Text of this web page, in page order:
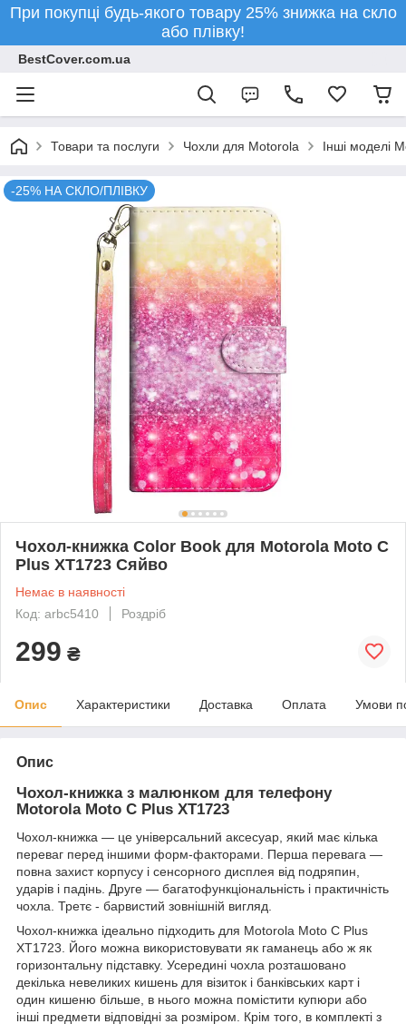
При покупці будь-якого товару 25% знижка на скло
або плівку!
BestCover.com.ua
Товари та послуги Чохли для Motorola Інші моделі
-25% НА СКЛО/ПЛІВКУ
Чохол-книжка Color Book для Motorola Moto C
Plus XT1723 Сяйво
Немає в наявності
Код: arbc5410
Роздріб
299 ₴
Опис Характеристики Доставка Оплата Умови
Опис
Чохол-книжка з малюнком для телефону
Motorola Moto C Plus XT1723
Чохол-книжка ― це універсальний аксесуар, який має кілька
переваг перед іншими форм-факторами. Перша перевага ―
повна захист корпусу і сенсорного дисплея від подряпин,
ударів і падінь. Друге ― багатофункціональність і практичність
чохла. Третє - барвистий зовнішній вигляд.
Чохол-книжка ідеально підходить для Motorola Moto C Plus
XT1723. Його можна використовувати як гаманець або ж як
горизонтальну підставку. Усередині чохла розташовано
декілька невеликих кишень для візиток і банківських карт і
один кишеню більше, в нього можна помістити купюри або
інші предмети відповідні за розміром. Крім того, в комплекті з